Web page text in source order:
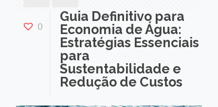
0
Guia Definitivo para
Economia de Água:
Estratégias Essenciais
para
Sustentabilidade e
Redução de Custos